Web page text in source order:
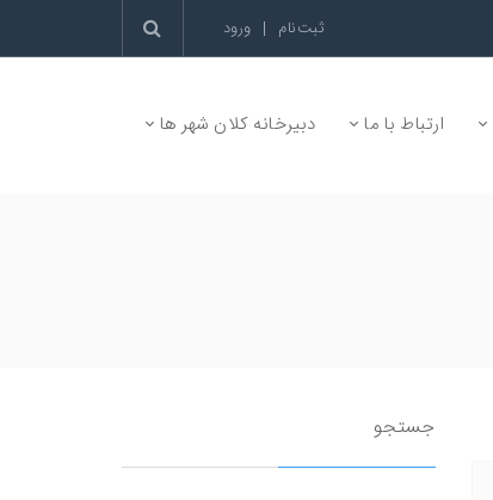
ثبت‌نام | ورود
ارتباط با ما دبیرخانه کلان شهر ها
جستجو